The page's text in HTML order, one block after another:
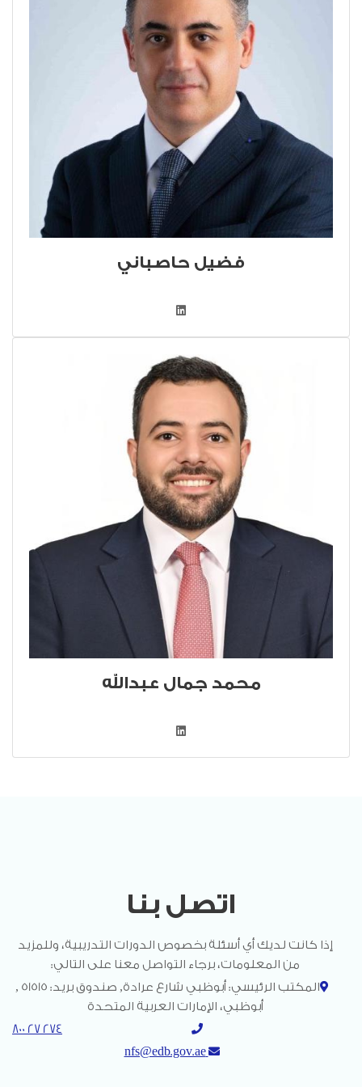
فضيل حاصباني
محمد جمال عبدالله
اتصل بنا
إذا كانت لديك أي أسئلة بخصوص الدورات التدريبية، وللمزيد
من المعلومات، برجاء التواصل معنا على التالي:
المكتب الرئيسي: أبوظبي شارع عرادة, صندوق بريد: 51515 ,
أبوظبي، الإمارات العربية المتحدة
800 27 274
nfs@edb.gov.ae